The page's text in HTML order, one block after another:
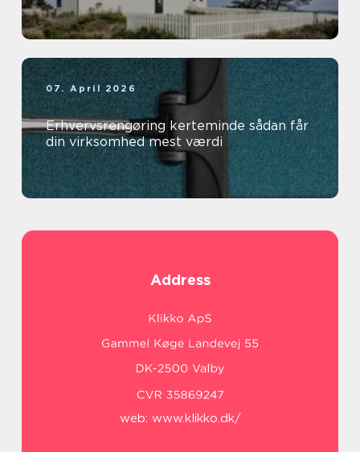
07. April 2026
Erhvervsrengøring kerteminde sådan får
din virksomhed mest værdi
Address
web: www.klikko.dk/